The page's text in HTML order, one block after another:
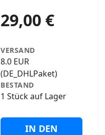
29,00 €
VERSAND
8.0 EUR
(DE_DHLPaket)
BESTAND
1 Stück auf Lager
IN DEN